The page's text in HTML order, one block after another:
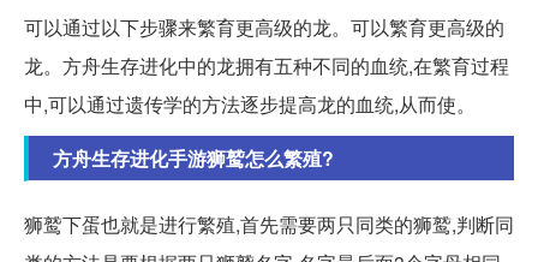
可以通过以下步骤来繁育更高级的龙。可以繁育更高级的
龙。方舟生存进化中的龙拥有五种不同的血统,在繁育过程
中,可以通过遗传学的方法逐步提高龙的血统,从而使。
方舟生存进化手游狮鹫怎么繁殖?
狮鹫下蛋也就是进行繁殖,首先需要两只同类的狮鹫,判断同